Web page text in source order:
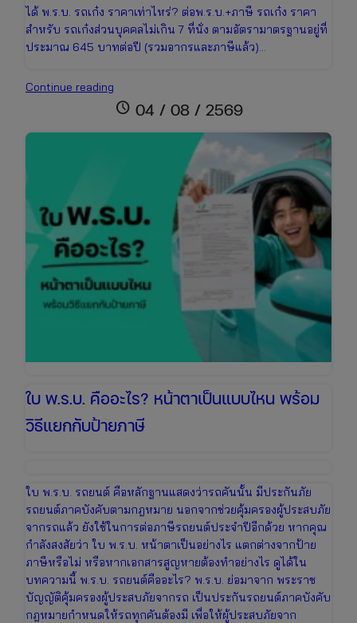
ได้ พ.ร.บ. รถเก๋ง ราคาเท่าไหร่? ต่อพ.ร.บ.+ภาษี รถเก๋ง ราคา
สำหรับ รถเก๋งส่วนบุคคลไม่เกิน 7 ที่นั่ง ตามอัตรามาตรฐานอยู่ที่
ประมาณ 645 บาทต่อปี (รวมอากรและภาษีแล้ว)…
Continue reading
รถ
ข้อมูล
ล่าสุด
เพื่อ
เตรียม
งบ
ให้
schedule 04 / 08 / 2569
ใบ พ.ร.บ. คืออะไร? หน้าตาเป็นแบบไหน พร้อม
วิธีแยกกับป้ายภาษี
ใบ พ.ร.บ. รถยนต์ คือหลักฐานแสดงว่ารถคันนั้น มีประกันภัย
รถยนต์ภาคบังคับตามกฎหมาย นอกจากช่วยคุ้มครองผู้ประสบภัย
จากรถแล้ว ยังใช้ในการต่อภาษีรถยนต์ประจำปีอีกด้วย หากคุณ
กำลังสงสัยว่า ใบ พ.ร.บ. หน้าตาเป็นอย่างไร แตกต่างจากป้าย
ภาษีหรือไม่ หรือหากเอกสารสูญหายต้องทำอย่างไร ดูได้ใน
บทความนี้ พ.ร.บ. รถยนต์คืออะไร? พ.ร.บ. ย่อมาจาก พระราช
บัญญัติคุ้มครองผู้ประสบภัยจากรถ เป็นประกันรถยนต์ภาคบังคับ
กฎหมายกำหนดให้รถทุกคันต้องมี เพื่อให้ผู้ประสบภัยจาก